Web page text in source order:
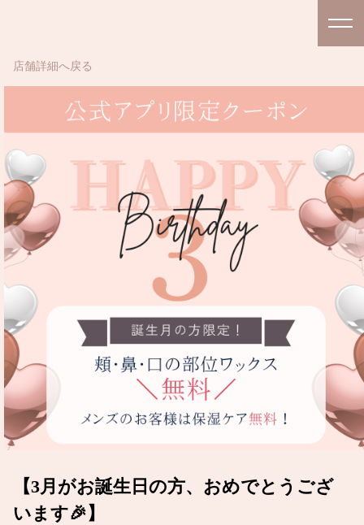
店舗詳細へ戻る
【3月がお誕生日の方、おめでとうござ
います🎉】